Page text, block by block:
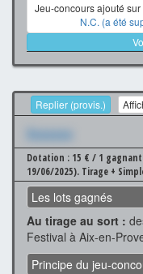
Jeu-concours ajouté sur
N.C. (a été
Replier (provis.)
Xxxxxxx
Dotation : 15 € / 1
19/06/2025). Tirage +
Les lots gagnés
Au tirage au sort :
Festival à Aix-en-
Principe du jeu-